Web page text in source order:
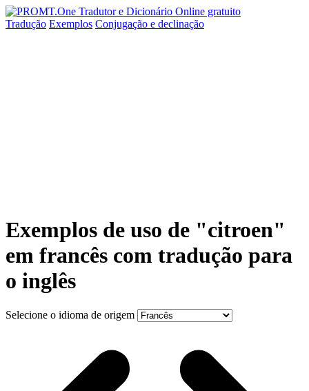
Tradução Exemplos Conjugação e declinação
Exemplos de uso de "citroen"
em francês com tradução para
o inglês
Selecione o idioma de origem